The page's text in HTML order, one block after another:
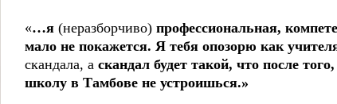
«…я (неразборчиво)профессиональная,
мало не покажется. Я тебя опозорю как
скандала, а скандал будет такой, что после
школу в Тамбове не устроишься.»